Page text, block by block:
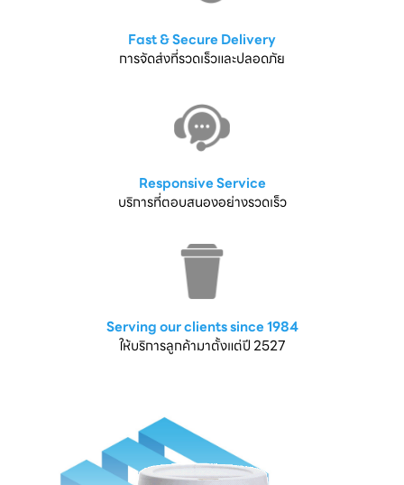
Fast & Secure Delivery
การจัดส่งที่รวดเร็วและปลอดภัย
Responsive Service
บริการที่ตอบสนองอย่างรวดเร็ว
Serving our clients since 1984
ให้บริการลูกค้ามาตั้งแต่ปี 2527